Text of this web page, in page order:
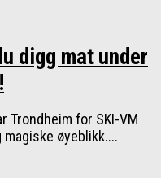
digg mat under
Trondheim for SKI-VM
øyeblikk....